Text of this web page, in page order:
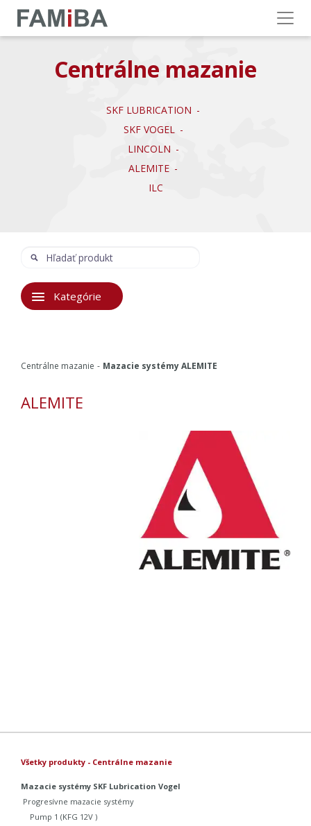
Menu
Centrálne mazanie
SKF LUBRICATION
SKF VOGEL
LINCOLN
ALEMITE
ILC
Hľadať:
Hľadať
Kategórie
Centrálne mazanie Mazacie systémy ALEMITE
ALEMITE
Všetky produkty - Centrálne mazanie
Mazacie systémy SKF Lubrication Vogel
Progresívne mazacie systémy
Pump 1 (KFG 12V )